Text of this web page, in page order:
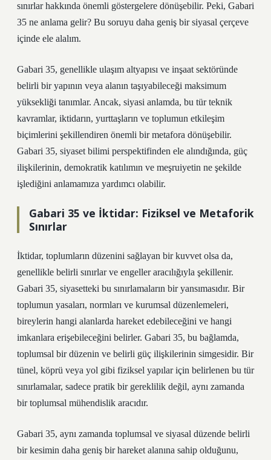
sınırlar hakkında önemli göstergelere dönüşebilir. Peki, Gabari
35 ne anlama gelir? Bu soruyu daha geniş bir siyasal çerçeve
içinde ele alalım.
Gabari 35, genellikle ulaşım altyapısı ve inşaat sektöründe
belirli bir yapının veya alanın taşıyabileceği maksimum
yüksekliği tanımlar. Ancak, siyasi anlamda, bu tür teknik
kavramlar, iktidarın, yurttaşların ve toplumun etkileşim
biçimlerini şekillendiren önemli bir metafora dönüşebilir.
Gabari 35, siyaset bilimi perspektifinden ele alındığında, güç
ilişkilerinin, demokratik katılımın ve meşruiyetin ne şekilde
işlediğini anlamamıza yardımcı olabilir.
Gabari 35 ve İktidar: Fiziksel ve Metaforik
Sınırlar
İktidar, toplumların düzenini sağlayan bir kuvvet olsa da,
genellikle belirli sınırlar ve engeller aracılığıyla şekillenir.
Gabari 35, siyasetteki bu sınırlamaların bir yansımasıdır. Bir
toplumun yasaları, normları ve kurumsal düzenlemeleri,
bireylerin hangi alanlarda hareket edebileceğini ve hangi
imkanlara erişebileceğini belirler. Gabari 35, bu bağlamda,
toplumsal bir düzenin ve belirli güç ilişkilerinin simgesidir. Bir
tünel, köprü veya yol gibi fiziksel yapılar için belirlenen bu tür
sınırlamalar, sadece pratik bir gereklilik değil, aynı zamanda
bir toplumsal mühendislik aracıdır.
Gabari 35, aynı zamanda toplumsal ve siyasal düzende belirli
bir kesimin daha geniş bir hareket alanına sahip olduğunu,